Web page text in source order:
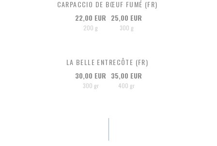
CARPACCIO DE BŒUF FUMÉ (FR)
22,00 EUR
200 g
25,00 EUR
300 g
LA BELLE ENTRECÔTE (FR)
30,00 EUR
300 gr
35,00 EUR
400 gr